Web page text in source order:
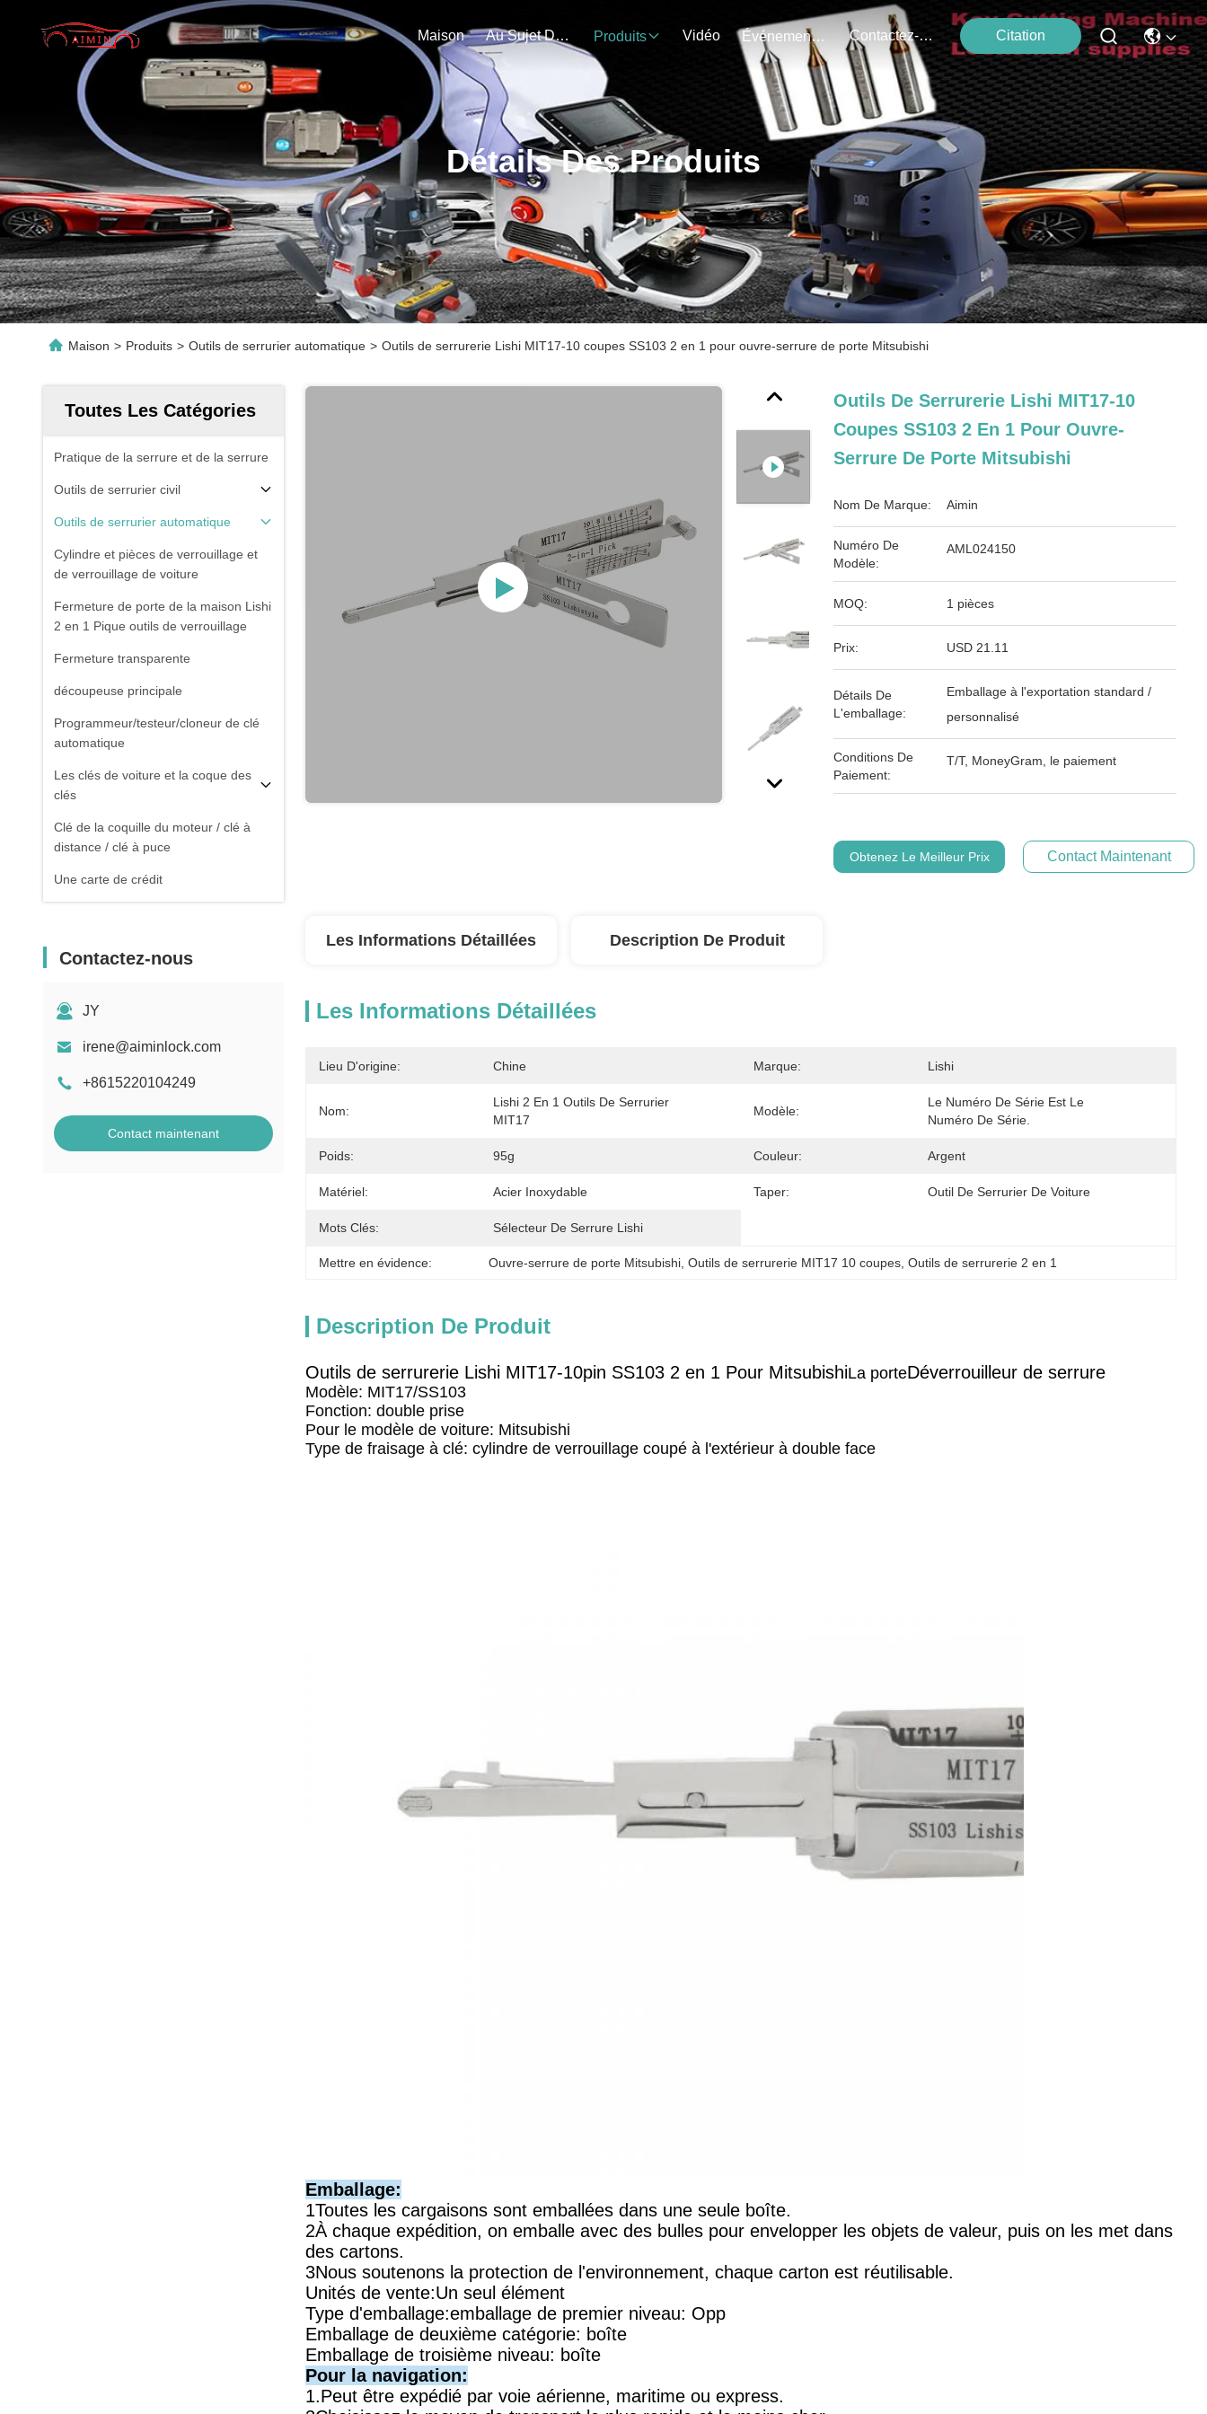
Maison Au Sujet De Nous Produits Vidéo Événements Contactez-Nous Citation
Détails Des Produits
Maison > Produits > Outils de serrurier automatique > Outils de serrurerie Lishi MIT17-10 coupes SS103 2 en 1 pour ouvre-serrure de porte Mitsubishi
Toutes Les Catégories
Pratique de la serrure et de la serrure
Outils de serrurier civil
Outils de serrurier automatique
Cylindre et pièces de verrouillage et
de verrouillage de voiture
Fermeture de porte de la maison Lishi
2 en 1 Pique outils de verrouillage
Fermeture transparente
découpeuse principale
Programmeur/testeur/cloneur de clé
automatique
Les clés de voiture et la coque des
clés
Clé de la coquille du moteur / clé à
distance / clé à puce
Une carte de crédit
Contactez-nous
JY
irene@aiminlock.com
+8615220104249
Contact maintenant
Outils De Serrurerie Lishi MIT17-10
Coupes SS103 2 En 1 Pour Ouvre-
Serrure De Porte Mitsubishi
Nom De Marque: Aimin
Numéro De
Modèle:
AML024150
MOQ: 1 pièces
Prix: USD 21.11
Détails De
L'emballage:
Emballage à l'exportation standard /
personnalisé
Conditions De
Paiement:
T/T, MoneyGram, le paiement
Obtenez Le Meilleur Prix Contact Maintenant
Les Informations Détaillées Description De Produit
Les Informations Détaillées
Lieu D'origine: Chine Marque: Lishi
Nom:
Lishi 2 En 1 Outils De Serrurier
MIT17
Modèle:
Le Numéro De Série Est Le
Numéro De Série.
Poids: 95g Couleur: Argent
Matériel: Acier Inoxydable Taper: Outil De Serrurier De Voiture
Mots Clés: Sélecteur De Serrure Lishi
Mettre en évidence: Ouvre-serrure de porte Mitsubishi, Outils de serrurerie MIT17 10 coupes, Outils de serrurerie 2 en 1
Description De Produit
Outils de serrurerie Lishi MIT17-10pin SS103 2 en 1 Pour MitsubishiLa porteDéverrouilleur de serrure
Modèle: MIT17/SS103
Fonction: double prise
Pour le modèle de voiture: Mitsubishi
Type de fraisage à clé: cylindre de verrouillage coupé à l'extérieur à double face
Emballage:
1Toutes les cargaisons sont emballées dans une seule boîte.
2À chaque expédition, on emballe avec des bulles pour envelopper les objets de valeur, puis on les met dans
des cartons.
3Nous soutenons la protection de l'environnement, chaque carton est réutilisable.
Unités de vente:Un seul élément
Type d'emballage:emballage de premier niveau: Opp
Emballage de deuxième catégorie: boîte
Emballage de troisième niveau: boîte
Pour la navigation:
1.Peut être expédié par voie aérienne, maritime ou express.